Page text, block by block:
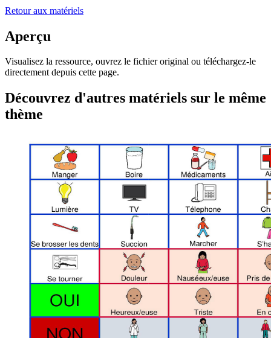
Retour aux matériels
Aperçu
Visualisez la ressource, ouvrez le fichier original ou téléchargez-le
directement depuis cette page.
Découvrez d'autres matériels sur le même
thème